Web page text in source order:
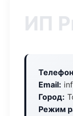
ИП
Email:
Город:
Режим